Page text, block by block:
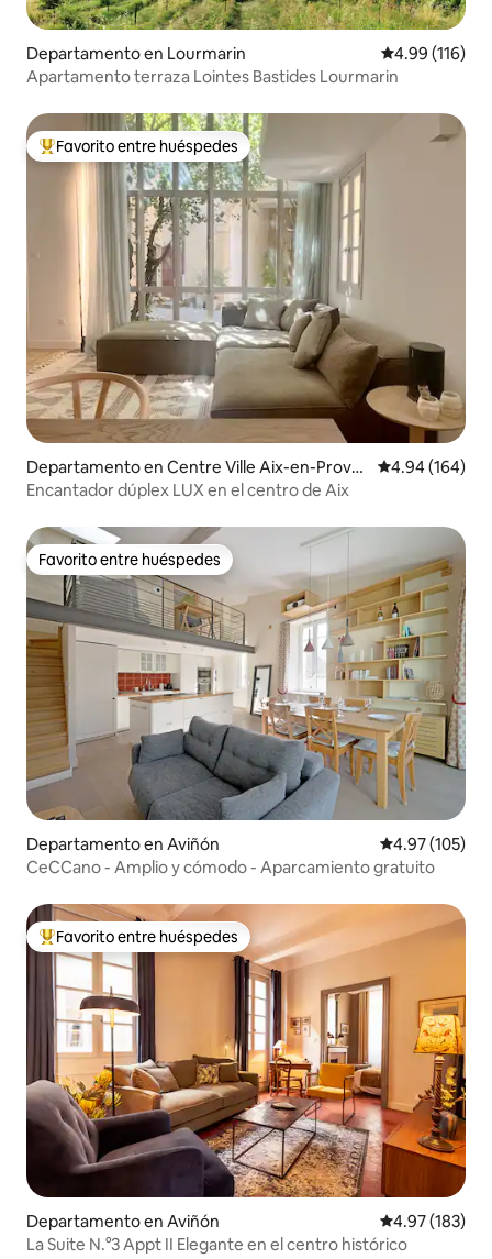
Departamento en Lourmarin Calificación
4.99 (116)
Apartamento terraza Lointes Bastides Lourmarin
De los mejores en Favorito entre huéspedes
Favorito entre huéspedes
Departamento en Centre Ville Aix-en-Prove
nce
Calificación
4.94 (164)
Encantador dúplex LUX en el centro de Aix
Favorito entre huéspedes
Favorito entre huéspedes
Departamento en Aviñón Calificación
4.97 (105)
CeCCano - Amplio y cómodo - Aparcamiento gratuito
De los mejores en Favorito entre huéspedes
Favorito entre huéspedes
Departamento en Aviñón Calificación
4.97 (183)
La Suite N.°3 Appt II Elegante en el centro histórico